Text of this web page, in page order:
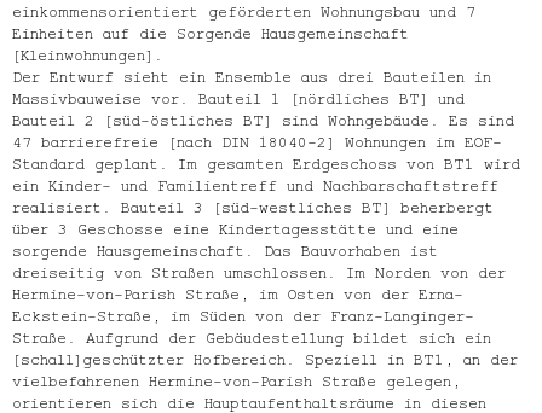
einkommensorientiert geförderten Wohnungsbau und 7
Einheiten auf die Sorgende Hausgemeinschaft
(Kleinwohnungen).
Der Entwurf sieht ein Ensemble aus drei Bauteilen in
Massivbauweise vor. Bauteil 1 (nördliches BT) und
Bauteil 2 (süd-östliches BT) sind Wohngebäude. Es sind
47 barrierefreie (nach DIN 18040-2) Wohnungen im EOF-
Standard geplant. Im gesamten Erdgeschoss von BT1 wird
ein Kinder- und Familientreff und Nachbarschaftstreff
realisiert. Bauteil 3 (süd-westliches BT) beherbergt
über 3 Geschosse eine Kindertagesstätte und eine
sorgende Hausgemeinschaft. Das Bauvorhaben ist
dreiseitig von Straßen umschlossen. Im Norden von der
Hermine-von-Parish Straße, im Osten von der Erna-
Eckstein-Straße, im Süden von der Franz-Langinger-
Straße. Aufgrund der Gebäudestellung bildet sich ein
(schall)geschützter Hofbereich. Speziell in BT1, an der
vielbefahrenen Hermine-von-Parish Straße gelegen,
orientieren sich die Hauptaufenthaltsräume in diesen